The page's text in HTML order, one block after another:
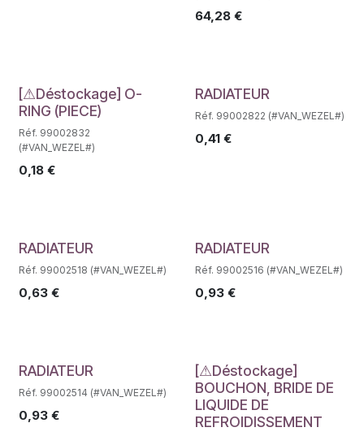
64,28€
Déstockage
[⚠Déstockage] O-
RING (PIECE)
Réf. 99002832
(#VAN_WEZEL#)
0,18 €
Déstockage
RADIATEUR
Réf. 99002822 (#VAN_WEZEL#)
0,41€
Déstockage
RADIATEUR
Réf. 99002518 (#VAN_WEZEL#)
0,63 €
Déstockage
RADIATEUR
Réf. 99002516 (#VAN_WEZEL#)
0,93€
Déstockage
RADIATEUR
Réf. 99002514 (#VAN_WEZEL#)
0,93 €
Déstockage
[⚠Déstockage]
BOUCHON, BRIDE DE
LIQUIDE DE
REFROIDISSEMENT